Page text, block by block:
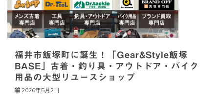
ン
福井市飯塚町に誕生！「Gear&Style飯塚
BASE」古着・釣り具・アウトドア・バイク
用品の大型リユースショップ
2026年5月2日